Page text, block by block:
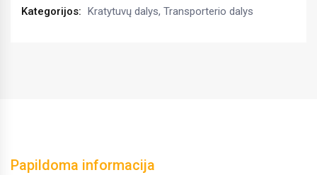
N-
Kategorijos: Kratytuvų dalys, Transporterio dalys
Papildoma informacija